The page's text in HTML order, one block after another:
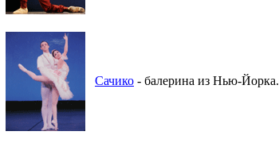
Сачико - балерина из Нью-Йорка.